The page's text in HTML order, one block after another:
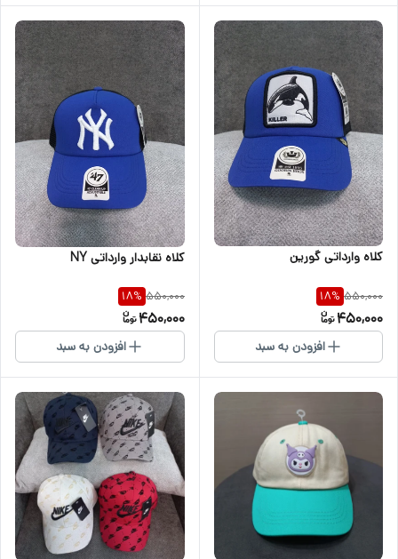
کلاه وارداتی گورین
550,000
18%
450,000
افزودن به سبد
کلاه نقابدار وارداتی NY
550,000
18%
450,000
افزودن به سبد